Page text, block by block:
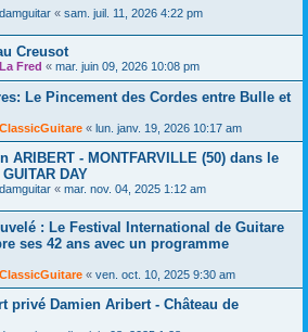
damguitar « sam. juil. 11, 2026 4:22 pm
Creusot
La Fred « mar. juin 09, 2026 10:08 pm
Le Pincement des Cordes entre Bulle et
ClassicGuitare « lun. janv. 19, 2026 10:17 am
ARIBERT - MONTFARVILLE (50) dans le
DAY
damguitar « mar. nov. 04, 2025 1:12 am
: Le Festival International de Guitare
ses 42 ans avec un programme
ClassicGuitare « ven. oct. 10, 2025 9:30 am
privé Damien Aribert - Château de